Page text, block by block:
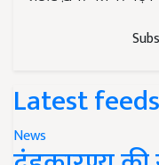
Latest feeds
News